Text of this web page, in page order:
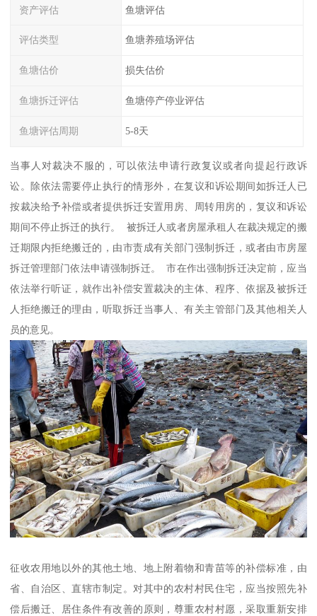
资产评估 鱼塘评估
评估类型 鱼塘养殖场评估
鱼塘估价 损失估价
鱼塘拆迁评估 鱼塘停产停业评估
鱼塘评估周期 5-8天
当事人对裁决不服的，可以依法申请行政复议或者向提起行政诉
讼。除依法需要停止执行的情形外，在复议和诉讼期间如拆迁人已
按裁决给予补偿或者提供拆迁安置用房、周转用房的，复议和诉讼
期间不停止拆迁的执行。 被拆迁人或者房屋承租人在裁决规定的搬
迁期限内拒绝搬迁的，由市责成有关部门强制拆迁，或者由市房屋
拆迁管理部门依法申请强制拆迁。 市在作出强制拆迁决定前，应当
依法举行听证，就作出补偿安置裁决的主体、程序、依据及被拆迁
人拒绝搬迁的理由，听取拆迁当事人、有关主管部门及其他相关人
员的意见。
征收农用地以外的其他土地、地上附着物和青苗等的补偿标准，由
省、自治区、直辖市制定。对其中的农村村民住宅，应当按照先补
偿后搬迁、居住条件有改善的原则，尊重农村村愿，采取重新安排